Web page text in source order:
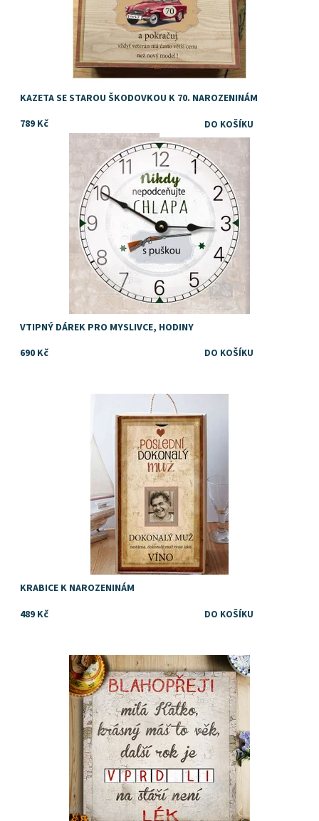
KAZETA SE STAROU ŠKODOVKOU K 70. NAROZENINÁM
789 Kč
Dostupnost:
Skladem
VTIPNÝ DÁREK PRO MYSLIVCE, HODINY
690 Kč
TIP na dárek k narozeninám pro muže
Skladem
KRABICE K NAROZENINÁM
489 Kč
Dostupnost: Skladem